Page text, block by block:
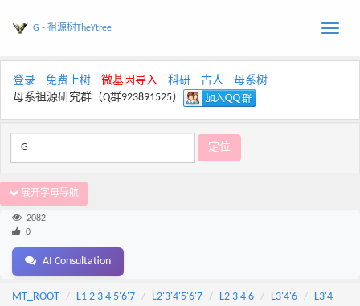
Toggle
G - 祖源树TheYtree
登录 免费上树 微基因导入 科研 古人
母系树
母系祖源研究群（Q群923891525）
展开字母导航
2082
0
AI Consultation
MT_ROOT L1'2'3'4'5'6'7 L2'3'4'5'6'7 L2'3'4'6 L3'4'6
L3'4